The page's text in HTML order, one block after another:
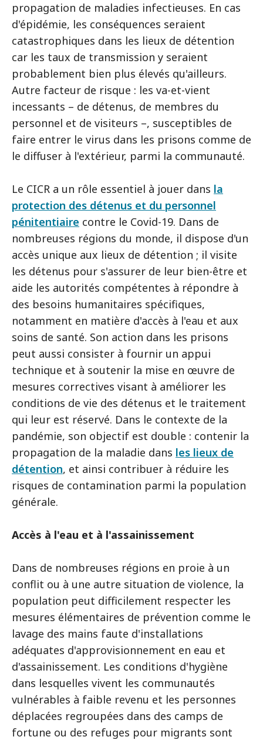
propagation de maladies infectieuses. En cas
d'épidémie, les conséquences seraient
catastrophiques dans les lieux de détention
car les taux de transmission y seraient
probablement bien plus élevés qu'ailleurs.
Autre facteur de risque : les va-et-vient
incessants – de détenus, de membres du
personnel et de visiteurs –, susceptibles de
faire entrer le virus dans les prisons comme de
le diffuser à l'extérieur, parmi la communauté.
Le CICR a un rôle essentiel à jouer dans la
protection des détenus et du personnel
pénitentiaire contre le Covid-19. Dans de
nombreuses régions du monde, il dispose d'un
accès unique aux lieux de détention ; il visite
les détenus pour s'assurer de leur bien-être et
aide les autorités compétentes à répondre à
des besoins humanitaires spécifiques,
notamment en matière d'accès à l'eau et aux
soins de santé. Son action dans les prisons
peut aussi consister à fournir un appui
technique et à soutenir la mise en œuvre de
mesures correctives visant à améliorer les
conditions de vie des détenus et le traitement
qui leur est réservé. Dans le contexte de la
pandémie, son objectif est double : contenir la
propagation de la maladie dans les lieux de
détention, et ainsi contribuer à réduire les
risques de contamination parmi la population
générale.
Accès à l'eau et à l'assainissement
Dans de nombreuses régions en proie à un
conflit ou à une autre situation de violence, la
population peut difficilement respecter les
mesures élémentaires de prévention comme le
lavage des mains faute d'installations
adéquates d'approvisionnement en eau et
d'assainissement. Les conditions d'hygiène
dans lesquelles vivent les communautés
vulnérables à faible revenu et les personnes
déplacées regroupées dans des camps de
fortune ou des refuges pour migrants sont